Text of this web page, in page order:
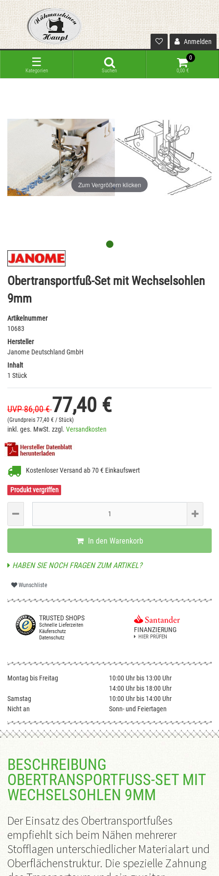
Anmelden
☰
Kategorien Suchen
0
0,00 €
Zum Vergrößern klicken
Obertransportfuß-Set mit Wechselsohlen
9mm
Artikelnummer
10683
Hersteller
Janome Deutschland GmbH
Inhalt
1 Stück
UVP 86,00 €77,40 €
(Grundpreis 77,40 € / Stück)
inkl. ges. MwSt. zzgl. Versandkosten
Kostenloser Versand ab 70 € Einkaufswert
Produkt vergriffen
In den Warenkorb
HABEN SIE NOCH FRAGEN ZUM ARTIKEL?
Wunschliste
TRUSTED SHOPS
Schnelle Lieferzeiten
Käuferschutz
Datenschutz
FINANZIERUNG
HIER PRÜFEN
Montag bis Freitag
10:00 Uhr bis 13:00 Uhr
14:00 Uhr bis 18:00 Uhr
Samstag
10:00 Uhr bis 14:00 Uhr
Nicht an
Sonn- und Feiertagen
BESCHREIBUNG
OBERTRANSPORTFUSS-SET MIT W
ECHSELSOHLEN 9MM
Der Einsatz des Obertransportfußes
empfiehlt sich beim Nähen mehrerer
Stofflagen unterschiedlicher Materialart und
Oberflächenstruktur. Die spezielle Zahnung